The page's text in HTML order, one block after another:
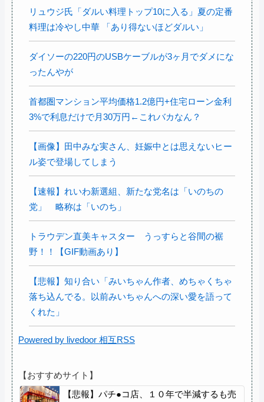
リュウジ氏「ダルい料理トップ10に入る」夏の定番
料理は冷やし中華 「あり得ないほどダルい」
ダイソーの220円のUSBケーブルが3ヶ月でダメにな
ったんやが
首都圏マンション平均価格1.2億円+住宅ローン金利
3%で利息だけで月30万円←これバカなん？
【画像】田中みな実さん、妊娠中とは思えないヒー
ル姿で登場してしまう
【速報】れいわ新選組、新たな党名は「いのちの
党」 略称は「いのち」
トラウデン直美キャスター うっすらと谷間の裾
野！！【GIF動画あり】
【悲報】知り合い「みいちゃん作者、めちゃくちゃ
落ち込んでる。以前みいちゃんへの深い愛を語って
くれた」
Powered by livedoor 相互RSS
【おすすめサイト】
【悲報】パチ●コ店、１０年で半減するも売